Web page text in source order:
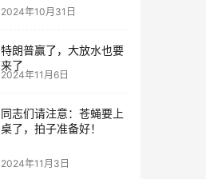
2024年10月31日
特朗普赢了，大放水也要
来了
2024年11月6日
同志们请注意：苍蝇要上
桌了，拍子准备好！
2024年11月3日